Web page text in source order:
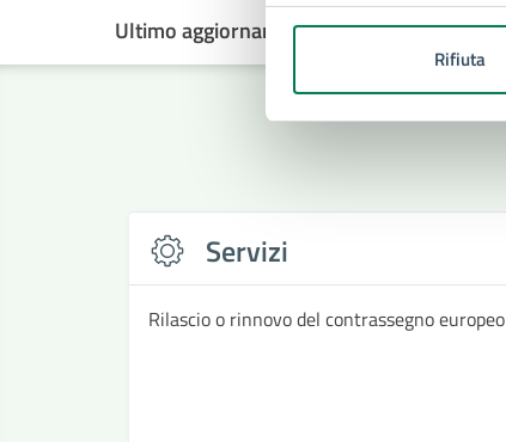
Rifiuta
Ultimo aggiornamento:08/09/2025, 13:26
Servizi
Rilascio o rinnovo del contrassegno